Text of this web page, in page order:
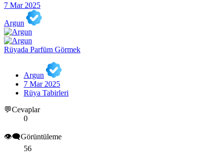
7 Mar 2025
Argun
Rüyada Parfüm Görmek
Argun
7 Mar 2025
Rüya Tabirleri
💬Cevaplar
0
👁️‍🗨️Görüntüleme
56